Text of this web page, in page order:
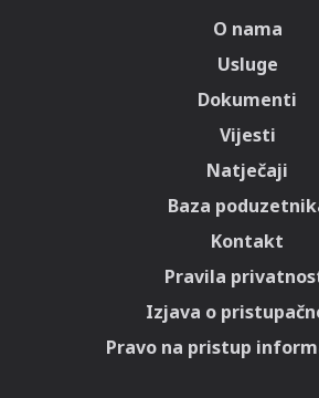
O nama
Usluge
Dokumenti
Vijesti
Natječaji
Baza
Kontakt
Pravila
Izjava o
Pravo na pristup